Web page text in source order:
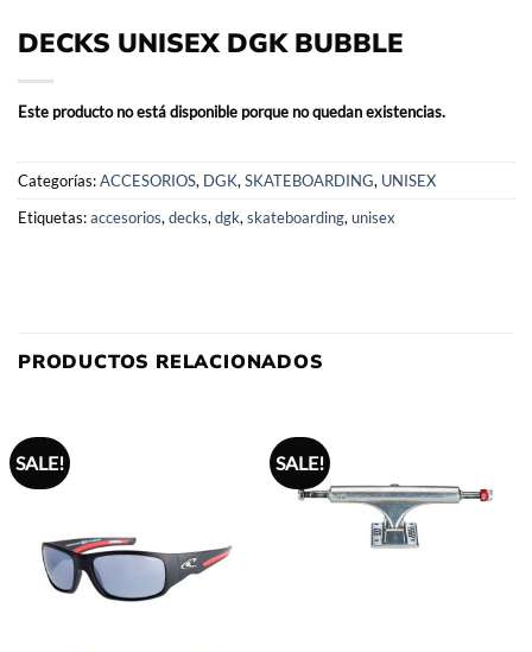
DECKS UNISEX DGK BUBBLE
Este producto no está disponible porque no quedan existencias.
Categorías:ACCESORIOS, DGK, SKATEBOARDING, UNISEX
Etiquetas:accesorios, decks, dgk, skateboarding, unisex
PRODUCTOS RELACIONADOS
SALE! SALE!